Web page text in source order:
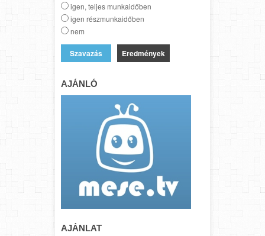
igen, teljes munkaidőben
igen részmunkaidőben
nem
Eredmények
AJÁNLÓ
AJÁNLAT